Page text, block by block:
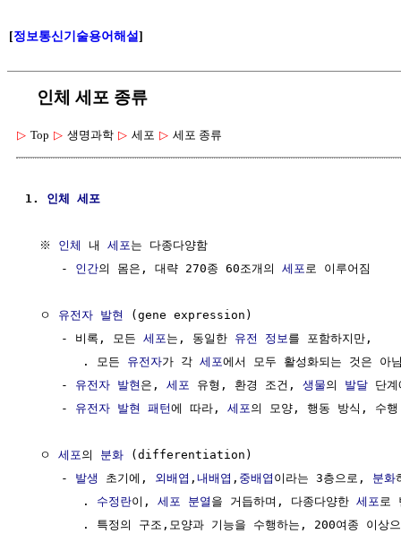
[정보통신기술용어해설]
인체 세포 종류
▷ Top ▷ 생명과학 ▷ 세포 ▷ 세포 종류
1. 인체 세포
  ※
인체 내 세포는 다종다양함
     -
인간의 몸은, 대략 270종 60조개의 세포 로 이루어짐
  ㅇ
유전자 발현
(gene expression)
     - 비록, 모든
세포는, 동일한 유전 정보 를 포함하지만,
        . 모든
유전자가 각 세포에서 모두 활성화되는 것은 아
     -
유전자 발현 은, 세포 유형, 환경 조건, 생물의 발달 단
     -
유전자 발현 패턴에 따라, 세포의 모양, 행동 방식, 수행
  ㅇ
세포의 분화 (differentiation)
     -
발생 초기에, 외배엽 , 내배엽 , 중배엽 이라는 3층으로, 분화
        .
수정란이, 세포 분열 을 거듭하며, 다종다양한 세포 로
. 특정의 구조,모양과 기능을 수행하는, 200여종 이상